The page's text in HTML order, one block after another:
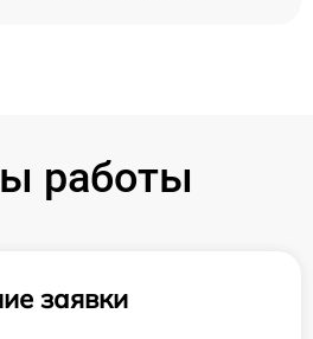
работы
заявки